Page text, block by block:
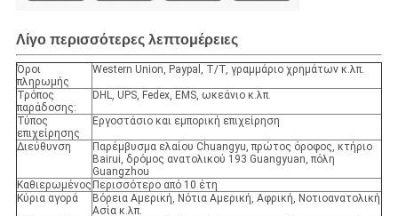
Λίγο περισσότερες λεπτομέρειες
Όροι
πληρωμής
Western Union, Paypal, T/T, γραμμάριο χρημάτων κ.λπ.
Τρόπος
παράδοσης:
DHL, UPS, Fedex, EMS, ωκεάνιο κ.λπ.
Τύπος
επιχείρησης
Εργοστάσιο και εμπορική επιχείρηση
Διεύθυνση
Παρέμβυσμα ελαίου Chuangyu, πρώτος όροφος, κτήριο
Bairui, δρόμος ανατολικού 193 Guangyuan, πόλη
Guangzhou
Καθιερωμένος Περισσότερο από 10 έτη
Κύρια αγορά
Βόρεια Αμερική, Νότια Αμερική, Αφρική, Νοτιοανατολική
Ασία κ.λπ.